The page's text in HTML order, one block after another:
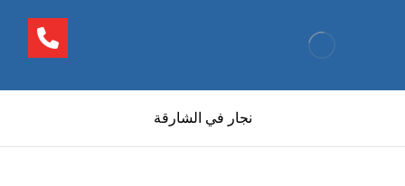
نجار في الشارقة